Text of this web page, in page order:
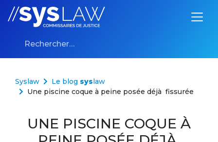
Aller au contenu
Rechercher :
Syslaw Le blog sys law
Une piscine coque à peine posée déjà fissurée
UNE PISCINE COQUE À